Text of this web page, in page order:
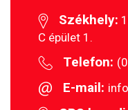
Székhely:
C épület 1.
Telefon:
E-mail: